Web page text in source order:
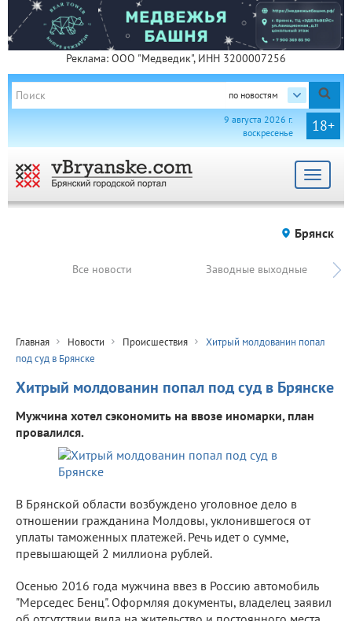
Реклама: ООО "Медведик", ИНН 3200007256
по новостям
18+
9 августа 2026 г.
воскресенье
Toggle
Брянск
Все новости Заводные выходные
Главная Новости Происшествия
Хитрый молдованин попал
под суд в Брянске
Хитрый молдованин попал под суд в Брянске
Мужчина хотел сэкономить на ввозе иномарки, план
провалился.
В Брянской области возбуждено уголовное дело в
отношении гражданина Молдовы, уклонившегося от
уплаты таможенных платежей. Речь идет о сумме,
превышающей 2 миллиона рублей.
Осенью 2016 года мужчина ввез в Россию автомобиль
"Мерседес Бенц". Оформляя документы, владелец заявил